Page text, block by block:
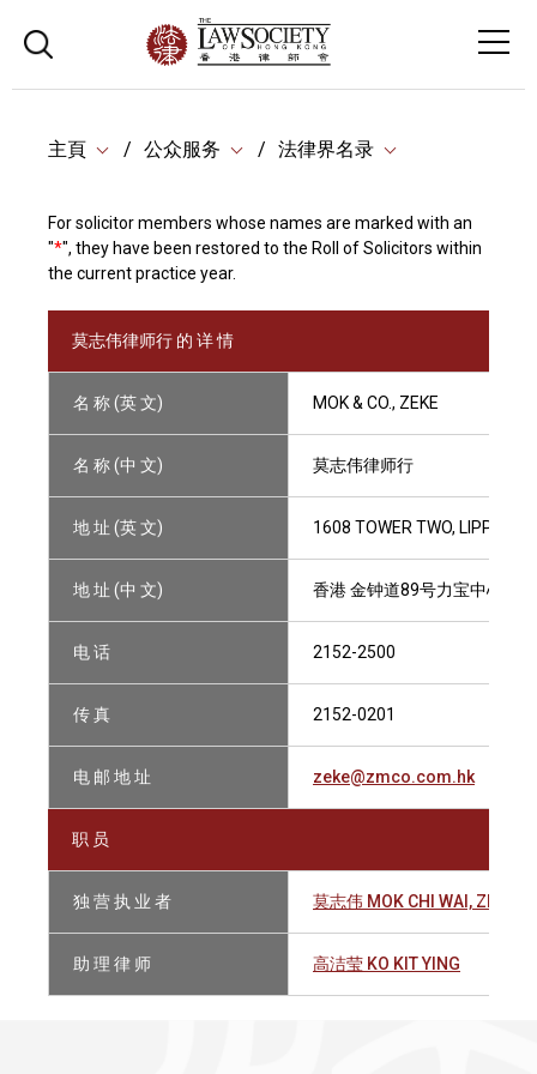
主頁 公众服务 法律界名录
For solicitor members whose names are marked with an
"*", they have been restored to the Roll of Solicitors within
the current practice year.
莫志伟律师行 的 详 情
名 称 (英 文) MOK & CO., ZEKE
名 称 (中 文) 莫志伟律师行
地 址 (英 文) 1608 TOWER TWO, LIPPO
地 址 (中 文) 香港 金钟道89号力宝中心第2
电 话 2152-2500
传 真 2152-0201
电 邮 地 址 zeke@zmco.com.hk
职 员
独 营 执 业 者 莫志伟 MOK CHI WAI, ZEKE
助 理 律 师 高洁莹 KO KIT YING